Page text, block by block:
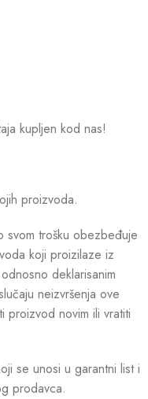
kupljen kod nas!
proizvoda.
svom trošku obezbeđuje
koji proizilaze iz
deklarisanim
neizvršenja ove
proizvod novim ili vratiti
se unosi u garantni list i
prodavca.